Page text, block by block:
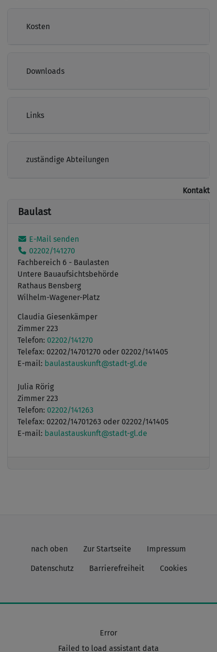
Kosten
Downloads
Links
zuständige Abteilungen
Kontakt
Baulast
E-Mail senden
02202/141270
Fachbereich 6 - Baulasten
Untere Bauaufsichtsbehörde
Rathaus Bensberg
Wilhelm-Wagener-Platz
Claudia Giesenkämper
Zimmer 223
Telefon: 02202/141270
Telefax: 02202/14701270 oder 02202/141405
E-mail: baulastauskunft@stadt-gl.de
Julia Rörig
Zimmer 223
Telefon: 02202/141263
Telefax: 02202/14701263 oder 02202/141405
E-mail: baulastauskunft@stadt-gl.de
nach oben Zur Startseite Impressum
Datenschutz Barrierefreiheit Cookies
Error
Failed to load assistant data